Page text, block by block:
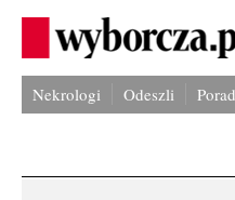
Nekrologi Odeszli